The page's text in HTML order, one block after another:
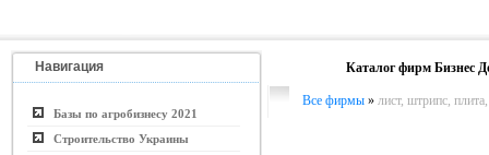
Навигация
Базы по агробизнесу 2021
Строительство Украины
Каталог фирм Бизнес
Все фирмы » лист, штрипс,